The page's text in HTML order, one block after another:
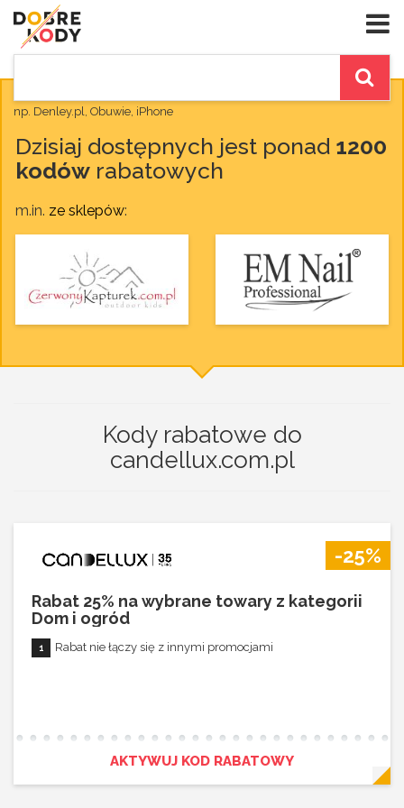
np. Denley.pl, Obuwie, iPhone
Dzisiaj dostępnych jest ponad 1200
kodów rabatowych
m.in. ze sklepów:
Kody rabatowe do
candellux.com.pl
-25%
Rabat 25% na wybrane towary z kategorii
Dom i ogród
Rabat nie łączy się z innymi promocjami
AKTYWUJ KOD RABATOWY